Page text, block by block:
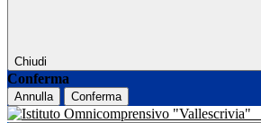
Chiudi
Conferma
Annulla Conferma